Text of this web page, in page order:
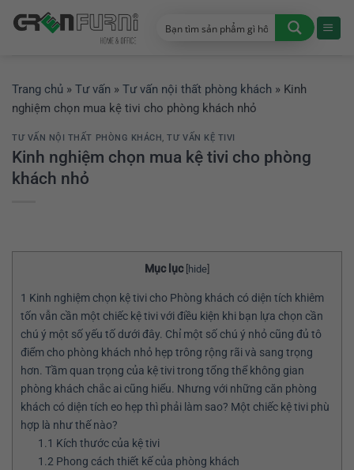
đến
Trang chủ » Tư vấn » Tư vấn nội thất phòng khách » Kinh
nghiệm chọn mua kệ tivi cho phòng khách nhỏ
TƯ VẤN NỘI THẤT PHÒNG KHÁCH,TƯ VẤN KỆ TIVI
Kinh nghiệm chọn mua kệ tivi cho phòng
khách nhỏ
Mục lục hide
1 Kinh nghiệm chọn kệ tivi cho Phòng khách có diện tích khiêm
tốn vẫn cần một chiếc kệ tivi với điều kiện khi bạn lựa chọn cần
chú ý một số yếu tố dưới đây. Chỉ một số chú ý nhỏ cũng đủ tô
điểm cho phòng khách nhỏ hẹp trông rộng rãi và sang trọng
hơn. Tầm quan trọng của kệ tivi trong tổng thể không gian
phòng khách chắc ai cũng hiểu. Nhưng với những căn phòng
khách có diện tích eo hẹp thì phải làm sao? Một chiếc kệ tivi phù
hợp là như thế nào?
1.1 Kích thước của kệ tivi
1.2Phong cách thiết kế của phòng khách